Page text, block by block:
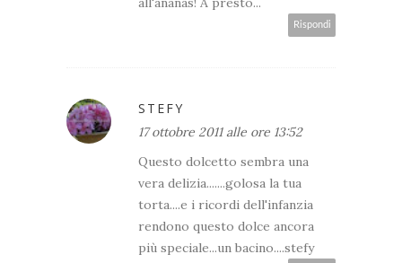
Rispondi
STEFY
17 ottobre 2011 alle ore 13:52
Questo dolcetto sembra una
vera delizia.......golosa la tua
torta....e i ricordi dell'infanzia
rendono questo dolce ancora
più speciale...un bacino....stefy